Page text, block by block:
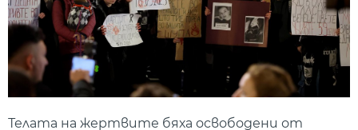
Телата на жертвите бяха освободени от